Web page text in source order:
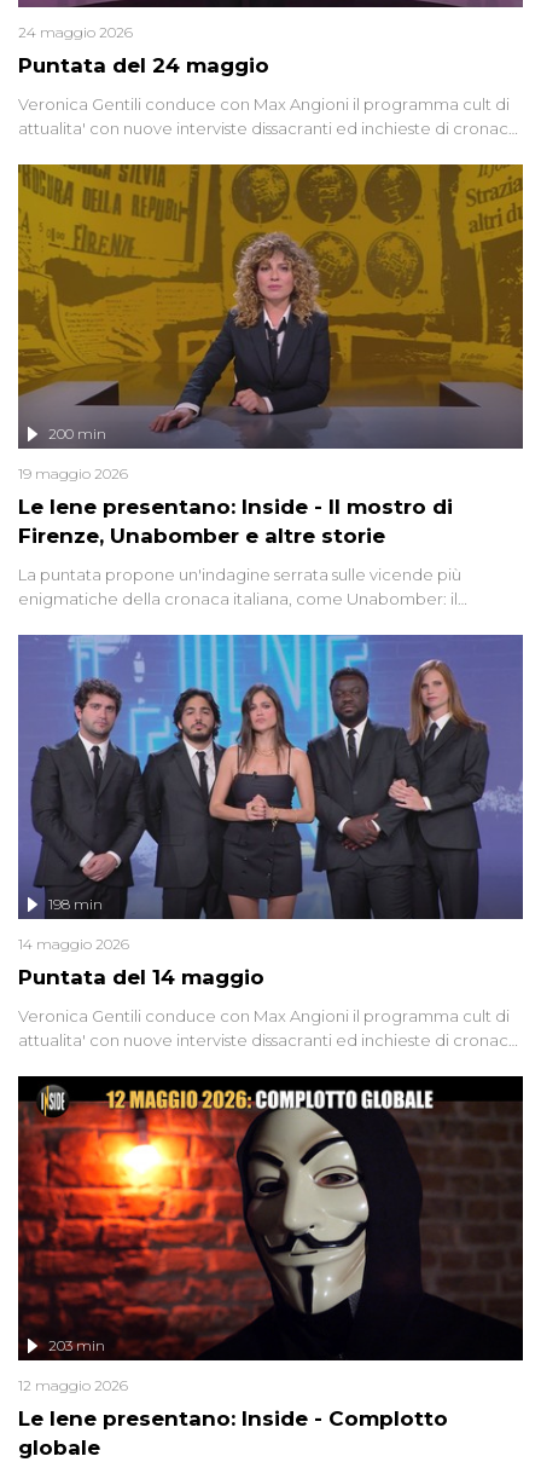
Puntata del 24 maggio
24 maggio 2026
Veronica Gentili conduce con Max Angioni il programma cult di
attualita' con nuove interviste dissacranti ed inchieste di cronaca
Le Iene presentano: Inside - Il mostro di
Firenze, Unabomber e altre storie
200 min
19 maggio 2026
La puntata propone un'indagine serrata sulle vicende più
enigmatiche della cronaca italiana, come Unabomber: il
'90 e il 2000 che, inquietantemente, potrebbe essere ancora in
libertà. Lo speciale affronta inoltre le zone d'ombra sul Mostro di
Firenze, le cui responsabilità appaiono ancora oggi avvolte in un
groviglio di dubbi mai chiariti. Nel corso dello speciale anche
l'intervista inedita a Olindo Romano, realizzata ne...
Puntata del 14 maggio
198 min
14 maggio 2026
Veronica Gentili conduce con Max Angioni il programma cult di
attualita' con nuove interviste dissacranti ed inchieste di cronaca
Le Iene presentano: Inside - Complotto
globale
203 min
12 maggio 2026